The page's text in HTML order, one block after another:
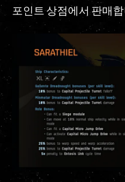
포인트 상점에서 판매